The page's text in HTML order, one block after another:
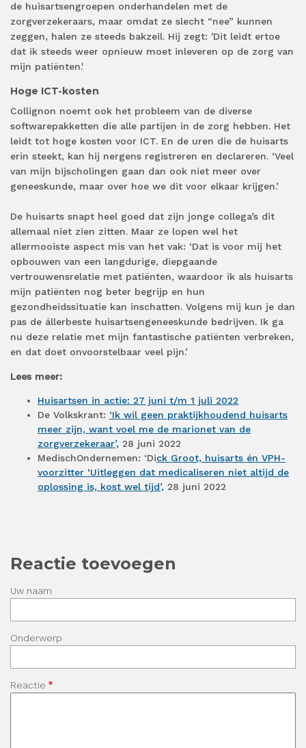
de huisartsengroepen onderhandelen met de
zorgverzekeraars, maar omdat ze slecht “nee” kunnen
zeggen, halen ze steeds bakzeil. Hij zegt: 'Dit leidt ertoe
dat ik steeds weer opnieuw moet inleveren op de zorg van
mijn patiënten.'
Hoge ICT-kosten
Collignon noemt ook het probleem van de diverse
softwarepakketten die alle partijen in de zorg hebben. Het
leidt tot hoge kosten voor ICT. En de uren die de huisarts
erin steekt, kan hij nergens registreren en declareren. ‘Veel
van mijn bijscholingen gaan dan ook niet meer over
geneeskunde, maar over hoe we dit voor elkaar krijgen.’
De huisarts snapt heel goed dat zijn jonge collega’s dit
allemaal niet zien zitten. Maar ze lopen wel het
allermooiste aspect mis van het vak: ‘Dat is voor mij het
opbouwen van een langdurige, diepgaande
vertrouwensrelatie met patiënten, waardoor ik als huisarts
mijn patiënten nog beter begrijp en hun
gezondheidssituatie kan inschatten. Volgens mij kun je dan
pas de állerbeste huisartsengeneeskunde bedrijven. Ik ga
nu deze relatie met mijn fantastische patiënten verbreken,
en dat doet onvoorstelbaar veel pijn.’
Lees meer:
Huisartsen in actie: 27 juni t/m 1 juli 2022
De Volkskrant: ‘Ik wil geen praktijkhoudend huisarts
meer zijn, want voel me de marionet van de
zorgverzekeraar’, 28 juni 2022
MedischOndernemen: ‘Dick Groot, huisarts én VPH-
voorzitter ‘Uitleggen dat medicaliseren niet altijd de
oplossing is, kost wel tijd’, 28 juni 2022
Reactie toevoegen
Uw naam
Onderwerp
Reactie